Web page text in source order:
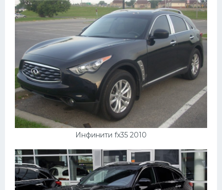
Инфинити fx35 2010
Пежо
Ауди
Гараж
Русские авто
Вольво
БМВ
МАЗ
Мерседес
Фольксваген